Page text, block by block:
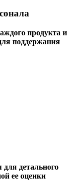
продукта и
поддержания
для детального
ее оценки